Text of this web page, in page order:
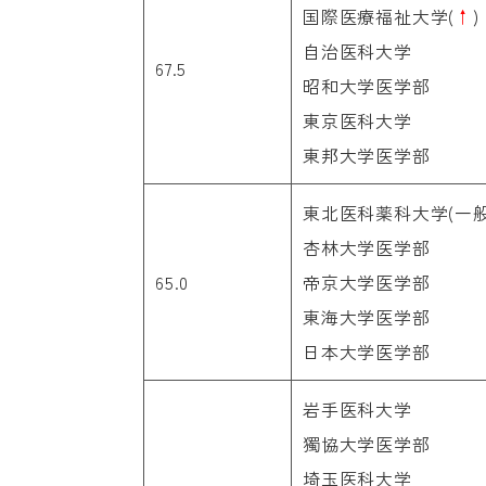
67.5
国際医療福祉大学( ↑ )
自治医科大学
昭和大学医学部
東京医科大学
東邦大学医学部
65.0
東北医科薬科大学(一
杏林大学医学部
帝京大学医学部
東海大学医学部
日本大学医学部
岩手医科大学
獨協大学医学部
埼玉医科大学